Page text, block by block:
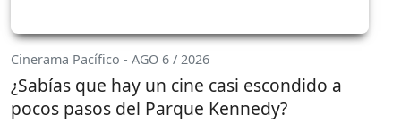
Cinerama Pacífico - AGO 6 / 2026
¿Sabías que hay un cine casi escondido a
pocos pasos del Parque Kennedy?